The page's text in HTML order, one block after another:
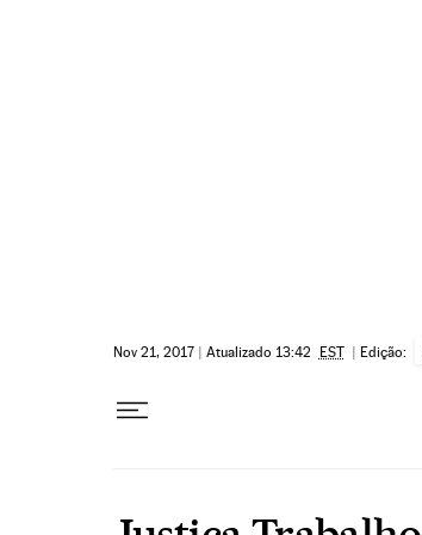
Nov 21, 2017 | Atualizado 13:42 EST | Edição: